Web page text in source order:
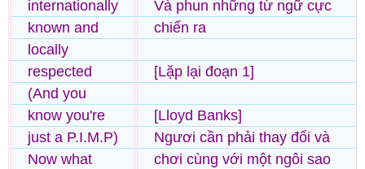
internationally
known and
locally
respected
(And you
know you're
just a P.I.M.P)
Now what
Và phun những từ ngữ cực
chiến ra
[Lặp lại đoạn 1]
[Lloyd Banks]
Ngươi cần phải thay đổi và
chơi cùng với một ngôi sao